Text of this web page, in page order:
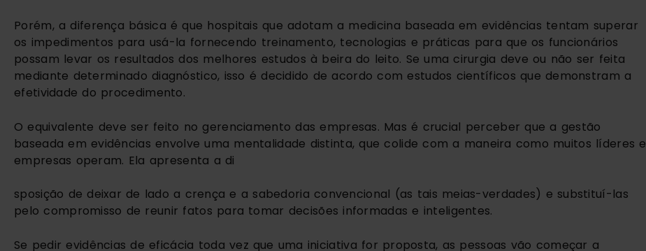
Porém, a diferença básica é que hospitais que adotam a medicina baseada em evidências tentam superar
os impedimentos para usá-la fornecendo treinamento, tecnologias e práticas para que os funcionários
possam levar os resultados dos melhores estudos à beira do leito. Se uma cirurgia deve ou não ser feita
mediante determinado diagnóstico, isso é decidido de acordo com estudos científicos que demonstram a
efetividade do procedimento.
O equivalente deve ser feito no gerenciamento das empresas. Mas é crucial perceber que a gestão
baseada em evidências envolve uma mentalidade distinta, que colide com a maneira como muitos líderes e
empresas operam. Ela apresenta a di
sposição de deixar de lado a crença e a sabedoria convencional (as tais meias-verdades) e substituí-las
pelo compromisso de reunir fatos para tomar decisões informadas e inteligentes.
Se pedir evidências de eficácia toda vez que uma iniciativa for proposta, as pessoas vão começar a